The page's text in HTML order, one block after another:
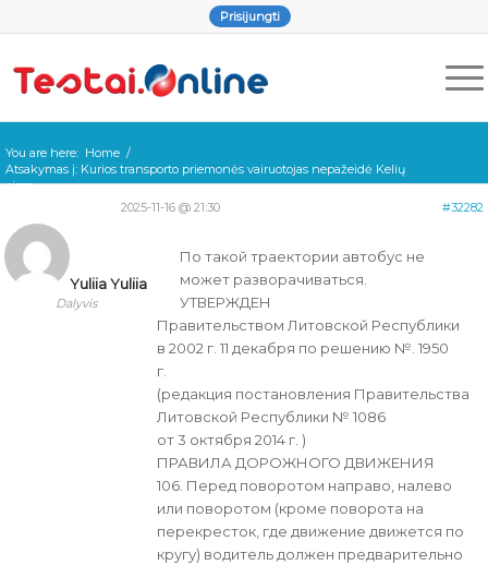
Prisijungti
You are here: Home /
Atsakymas į: Kurios transporto priemonės vairuotojas nepažeidė Kelių
eism...
2025-11-16 @ 21:30
#32282
Yuliia Yuliia
Dalyvis
По такой траектории автобус не
может разворачиваться.
УТВЕРЖДЕН
Правительством Литовской Республики
в 2002 г. 11 декабря по решению №. 1950
г.
(редакция постановления Правительства
Литовской Республики № 1086
от 3 октября 2014 г. )
ПРАВИЛА ДОРОЖНОГО ДВИЖЕНИЯ
106. Перед поворотом направо, налево
или поворотом (кроме поворота на
перекресток, где движение движется по
кругу) водитель должен предварительно